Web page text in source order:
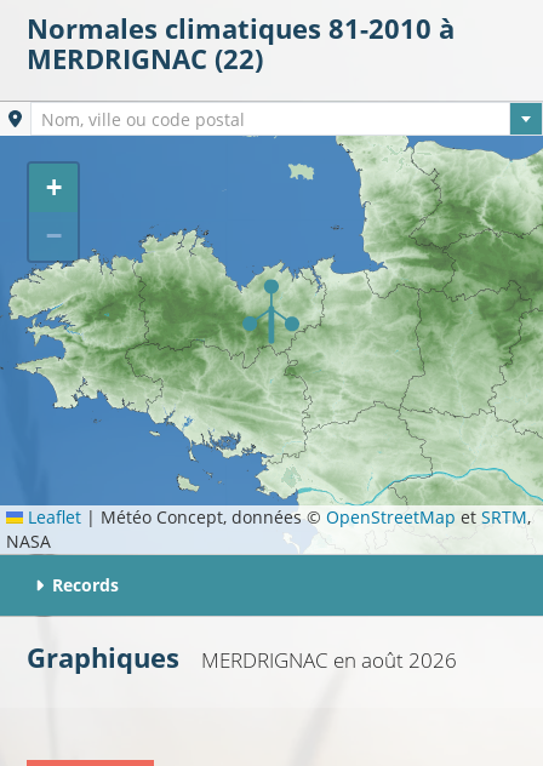
Normales climatiques 81-2010 à
MERDRIGNAC (22)
Ville sélectionnée
Nom, ville ou code postal
+
−
Leaflet | Météo Concept, données ©OpenStreetMap etSRTM,
NASA
Records
Graphiques MERDRIGNAC en août 2026